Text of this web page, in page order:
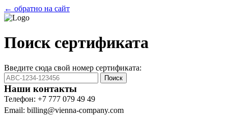
← обратно на сайт
Поиск сертификата
Введите сюда свой номер сертификата:
Поиск
Наши контакты
Телефон: +7 777 079 49 49
Email: billing@vienna-company.com